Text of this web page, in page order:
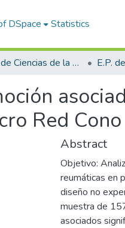
DSpace Statistics
Facultad de Ciencias de la Salud E.P.
Red
Abstract
Objetivo:
reumáticas en
diseño no
muestra de
asociados